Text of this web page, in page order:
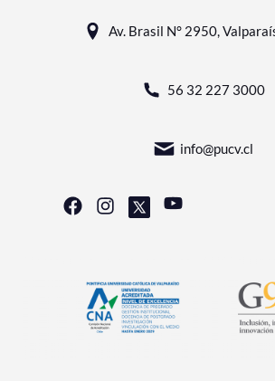
Av. Brasil N° 2950,
56 32 227 3000
info@pucv.cl